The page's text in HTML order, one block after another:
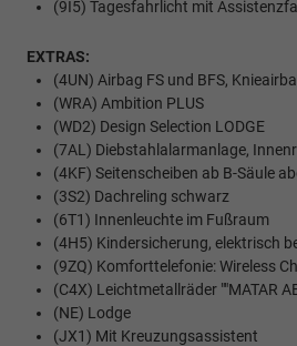
(9I5) Tagesfahrlicht mit
EXTRAS:
(4UN) Airbag FS und BFS,
(WRA) Ambition PLUS
(WD2) Design Selection LODGE
(7AL) Diebstahlalarmanlage,
(4KF) Seitenscheiben ab B-Säule
(3S2) Dachreling schwarz
(6T1) Innenleuchte im Fußraum
(4H5) Kindersicherung, elektrisch
(9ZQ) Komforttelefonie: Wireless
(C4X) Leichtmetallräder ""MATAR
(NE) Lodge
(JX1) Mit Kreuzungsassistent